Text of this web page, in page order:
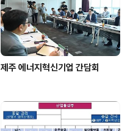
제주 에너지혁신기업 간담회